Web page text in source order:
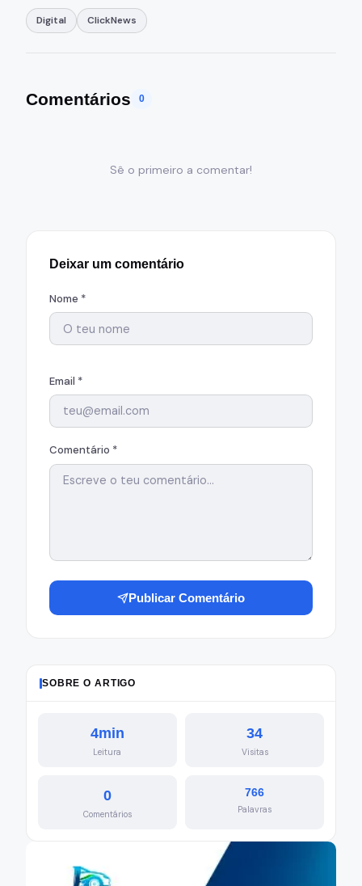
Digital ClickNews
Comentários 0
Sê o primeiro a comentar!
Deixar um comentário
Nome *
Email *
Comentário *
Publicar Comentário
SOBRE O ARTIGO
4min
Leitura
34
Visitas
0
Comentários
766
Palavras